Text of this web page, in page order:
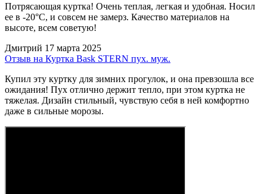
Потрясающая куртка! Очень теплая, легкая и удобная. Носил
ее в -20°C, и совсем не замерз. Качество материалов на
высоте, всем советую!
Дмитрий 17 марта 2025
Отзыв на Куртка Bask STERN пух. муж.
Купил эту куртку для зимних прогулок, и она превзошла все
ожидания! Пух отлично держит тепло, при этом куртка не
тяжелая. Дизайн стильный, чувствую себя в ней комфортно
даже в сильные морозы.